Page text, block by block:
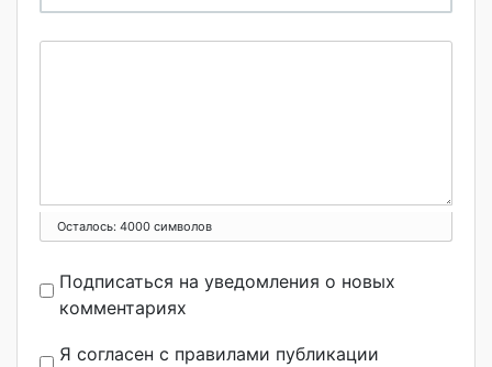
Осталось: 4000 символов
Подписаться на уведомления о новых
комментариях
Я согласен с правилами публикации